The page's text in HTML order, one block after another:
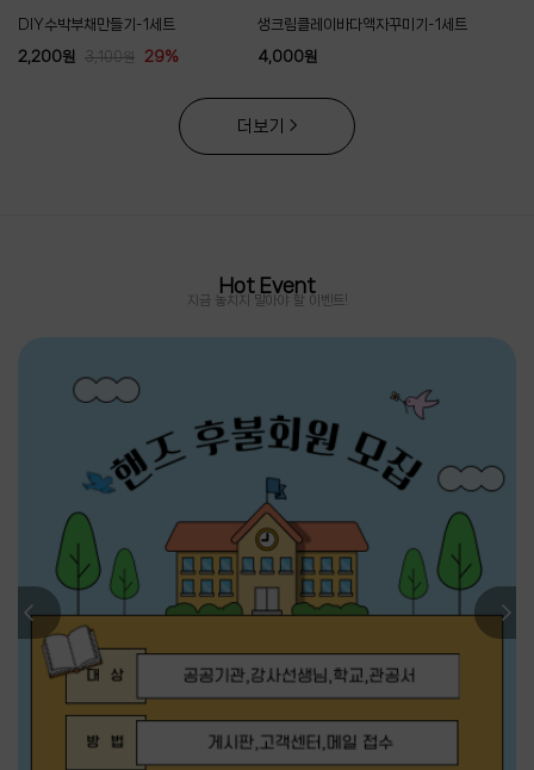
DIY수박부채만들기-1세트
2,200원 3,100원 29%
생크림클레이바다액자꾸미기-1세트
4,000원
더보기
Hot Event
지금 놓치지 말아야 할 이벤트!